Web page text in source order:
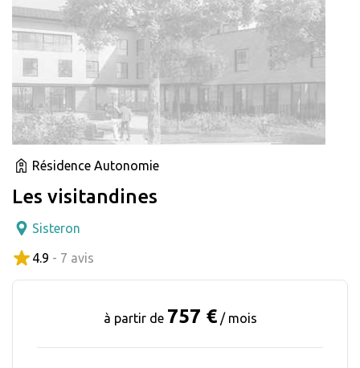
Résidence Autonomie
Les visitandines
Sisteron
4.9 - 7 avis
à partir de 757 € / mois